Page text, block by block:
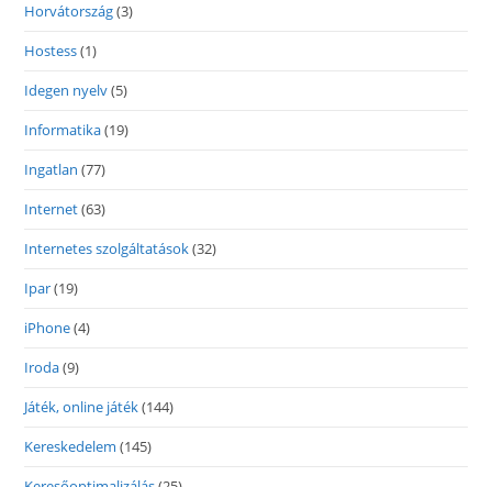
Horvátország(3)
Hostess(1)
Idegen nyelv(5)
Informatika(19)
Ingatlan (77)
Internet(63)
Internetes szolgáltatások(32)
Ipar(19)
iPhone(4)
Iroda(9)
Játék, online játék(144)
Kereskedelem (145)